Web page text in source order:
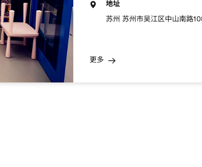
地址
苏州 苏州市吴江区中山南路
更多